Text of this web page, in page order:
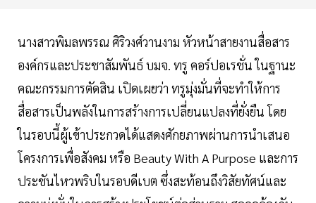
นางสาวพิมลพรรณ ศิริวงศ์วานงาม หัวหน้าสายงานสื่อสาร
องค์กรและประชาสัมพันธ์ บมจ. ทรู คอร์ปอเรชั่น ในฐานะ
คณะกรรมการตัดสิน เปิดเผยว่า ทรูมุ่งมั่นที่จะทำให้การ
สื่อสารเป็นพลังในการสร้างการเปลี่ยนแปลงที่ยั่งยืน โดย
ในรอบนี้ผู้เข้าประกวดได้แสดงศักยภาพผ่านการนำเสนอ
โครงการเพื่อสังคม หรือ Beauty With A Purpose และการ
ประชันไหวพริบในรอบดีเบต ซึ่งสะท้อนถึงวิสัยทัศน์และ